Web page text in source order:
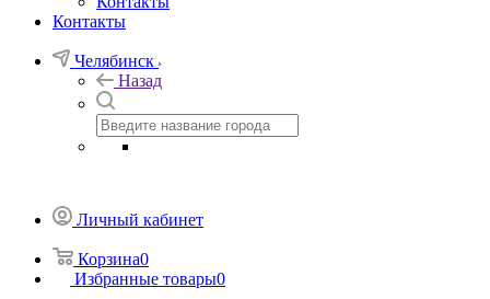
Контакты
Челябинск
Назад
Личный кабинет
Корзина0
Избранные товары0